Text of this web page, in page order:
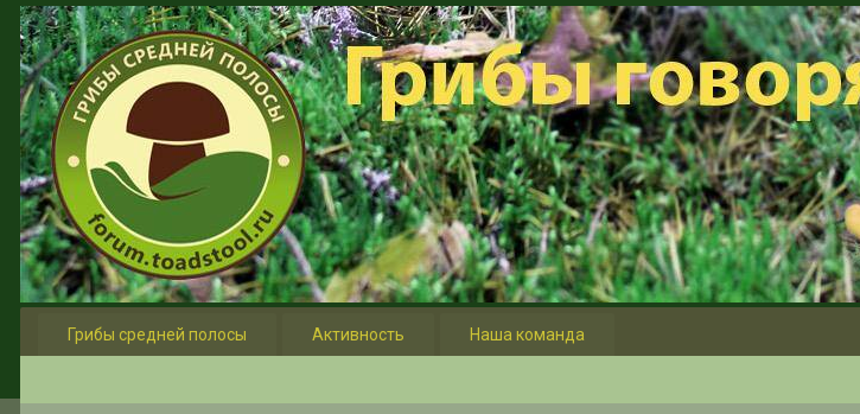
Грибы средней полосы Активность Наша команда